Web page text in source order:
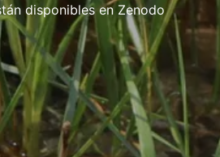
disponibles en Zenodo